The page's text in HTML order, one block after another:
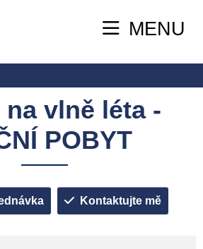
MENU
na vlně léta -
POBYT
Kontaktujte mě